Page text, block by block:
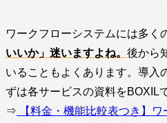
ワークフローシステムには多く
いいか」迷いますよね。 後から
いることもよくあります。導入
ずは各サービスの資料をBOXIL
⇒ 【料金・機能比較表つき】